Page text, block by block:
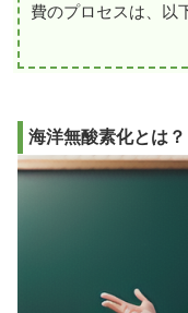
費のプロセスは、以
海洋無酸素化とは？